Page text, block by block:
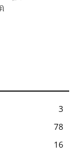
3
78
16